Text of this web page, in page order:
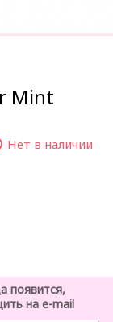
Mint
Нет в наличии
появится,
на e-mail